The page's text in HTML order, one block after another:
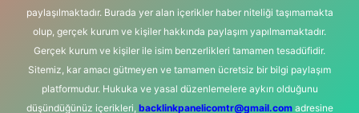
paylaşılmaktadır. Burada yer alan içerikler haber niteliği taşımamakta
olup, gerçek kurum ve kişiler hakkında paylaşım yapılmamaktadır.
Gerçek kurum ve kişiler ile isim benzerlikleri tamamen tesadüfidir.
Sitemiz, kar amacı gütmeyen ve tamamen ücretsiz bir bilgi paylaşım
platformudur. Hukuka ve yasal düzenlemelere aykırı olduğunu
düşündüğünüz içerikleri, backlinkpanelicomtr@gmail.comadresine